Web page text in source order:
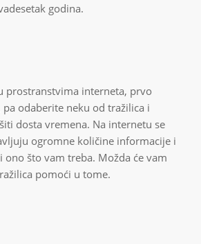
godina.
prostranstvima interneta, prvo
odaberite neku od tražilica i
dosta vremena. Na internetu se
ogromne količine informacije i
ono što vam treba. Možda će vam
pomoći u tome.